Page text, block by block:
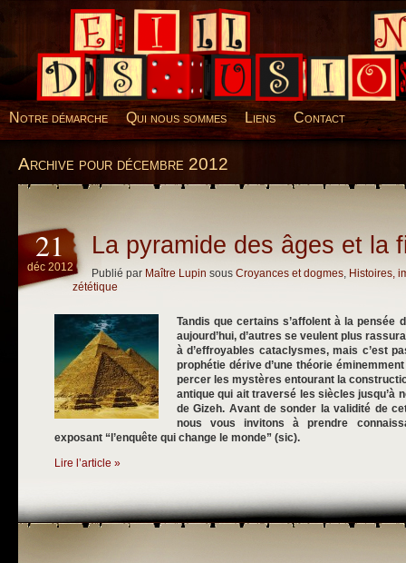
Desillusions
Notre démarche Qui nous sommes Liens Contact
Archive pour décembre 2012
21
déc 2012
La pyramide des âges et la
Publié par Maître Lupin sous Croyances et dogmes, Histoires,
zététique
Tandis que certains s’affolent à la pensée
aujourd’hui, d’autres se veulent plus
à d’effroyables cataclysmes, mais c’est
prophétie dérive d’une théorie
percer les mystères entourant la
antique qui ait traversé les siècles jusqu’à
de Gizeh. Avant de sonder la validité de
nous vous invitons à prendre
exposant “l’enquête qui change le monde” (sic).
Lire l’article »